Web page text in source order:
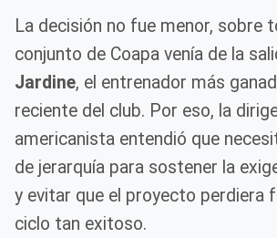
La decisión no fue menor, sobre
conjunto de Coapa venía de la
Jardine, el entrenador más
reciente del club. Por eso, la
americanista entendió que
de jerarquía para sostener la
y evitar que el proyecto perdiera
ciclo tan exitoso.